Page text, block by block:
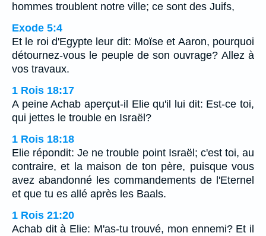
hommes troublent notre ville; ce sont des Juifs,
Exode 5:4
Et le roi d'Egypte leur dit: Moïse et Aaron, pourquoi
détournez-vous le peuple de son ouvrage? Allez à
vos travaux.
1 Rois 18:17
A peine Achab aperçut-il Elie qu'il lui dit: Est-ce toi,
qui jettes le trouble en Israël?
1 Rois 18:18
Elie répondit: Je ne trouble point Israël; c'est toi, au
contraire, et la maison de ton père, puisque vous
avez abandonné les commandements de l'Eternel
et que tu es allé après les Baals.
1 Rois 21:20
Achab dit à Elie: M'as-tu trouvé, mon ennemi? Et il